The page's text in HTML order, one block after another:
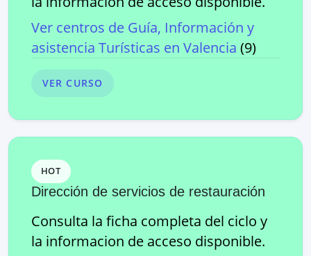
Ver centros de Guía, Información y
asistencia Turísticas en Valencia (9)
VER CURSO
HOT
Dirección de servicios de restauración
Consulta la ficha completa del ciclo y
la informacion de acceso disponible.